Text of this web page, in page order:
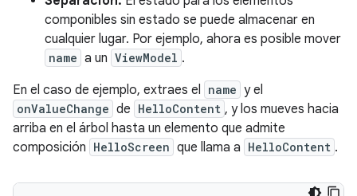
componibles sin estado se puede almacenar en
cualquier lugar. Por ejemplo, ahora es posible mover
name a un ViewModel .
En el caso de ejemplo, extraes el name y el
onValueChange de HelloContent , y los mueves hacia
arriba en el árbol hasta un elemento que admite
composición HelloScreen que llama a HelloContent .